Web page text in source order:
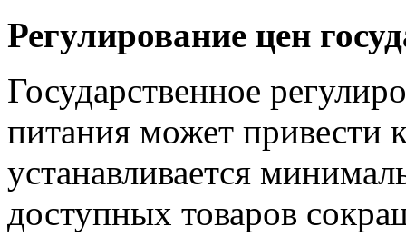
Регулирование цен
Государственное
питания может привести
устанавливается
доступных товаров